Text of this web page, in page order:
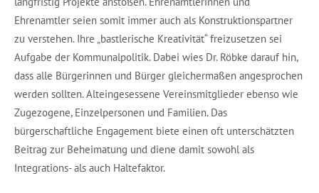
Ehrenamtler seien somit immer auch als Konstruktionspartner
zu verstehen. Ihre „bastlerische Kreativität“ freizusetzen sei
Aufgabe der Kommunalpolitik. Dabei wies Dr. Röbke darauf hin,
dass alle Bürgerinnen und Bürger gleichermaßen angesprochen
werden sollten. Alteingesessene Vereinsmitglieder ebenso wie
Zugezogene, Einzelpersonen und Familien. Das
bürgerschaftliche Engagement biete einen oft unterschätzten
Beitrag zur Beheimatung und diene damit sowohl als
Integrations- als auch Haltefaktor.